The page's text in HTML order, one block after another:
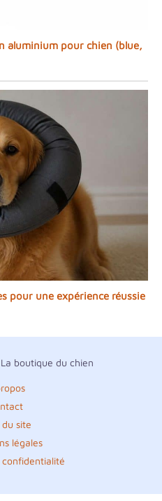
aluminium pour chien (blue,
pour une expérience réussie
boutique du chien
du site
légales